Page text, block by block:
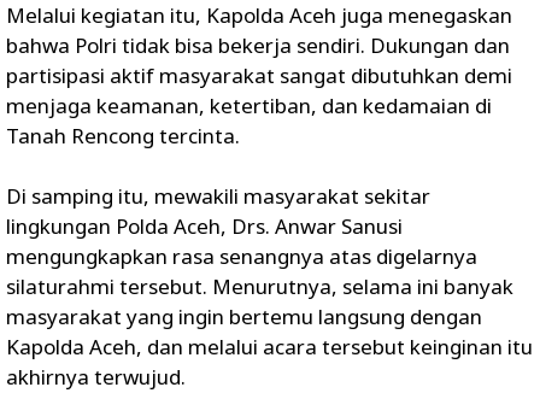
Melalui kegiatan itu, Kapolda Aceh juga menegaskan
bahwa Polri tidak bisa bekerja sendiri. Dukungan dan
partisipasi aktif masyarakat sangat dibutuhkan demi
menjaga keamanan, ketertiban, dan kedamaian di
Tanah Rencong tercinta.
Di samping itu, mewakili masyarakat sekitar
lingkungan Polda Aceh, Drs. Anwar Sanusi
mengungkapkan rasa senangnya atas digelarnya
silaturahmi tersebut. Menurutnya, selama ini banyak
masyarakat yang ingin bertemu langsung dengan
Kapolda Aceh, dan melalui acara tersebut keinginan itu
akhirnya terwujud.